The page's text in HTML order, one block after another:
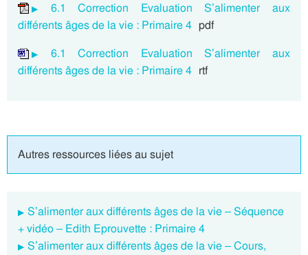
6.1 Correction Evaluation S’alimenter aux
différents âges de la vie : Primaire 4 pdf
6.1 Correction Evaluation S’alimenter aux
différents âges de la vie : Primaire 4 rtf
Autres ressources liées au sujet
S’alimenter aux différents âges de la vie – Séquence
+ vidéo – Edith Eprouvette : Primaire 4
S’alimenter aux différents âges de la vie – Cours,